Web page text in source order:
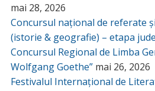
mai 28, 2026
Concursul național de referate
(istorie & geografie) – etapa
Concursul Regional de Limba
Wolfgang Goethe” mai 26, 2026
Festivalul Internațional de